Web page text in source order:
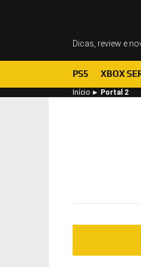
Dicas, review e
PS5 XBOX
Início ► Portal 2
de